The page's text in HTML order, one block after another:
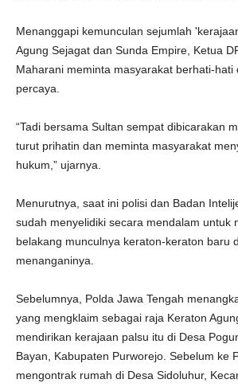
Menanggapi kemunculan sejumlah
Agung Sejagat dan Sunda Empire, Ketua
Maharani meminta masyarakat berhati-hati
percaya.
“Tadi bersama Sultan sempat dibicarakan
turut prihatin dan meminta masyarakat
hukum,” ujarnya.
Menurutnya, saat ini polisi dan Badan
sudah menyelidiki secara mendalam untuk
belakang munculnya keraton-keraton baru
menanganinya.
Sebelumnya, Polda Jawa Tengah
yang mengklaim sebagai raja Keraton
mendirikan kerajaan palsu itu di Desa
Bayan, Kabupaten Purworejo. Sebelum ke
mengontrak rumah di Desa Sidoluhur,